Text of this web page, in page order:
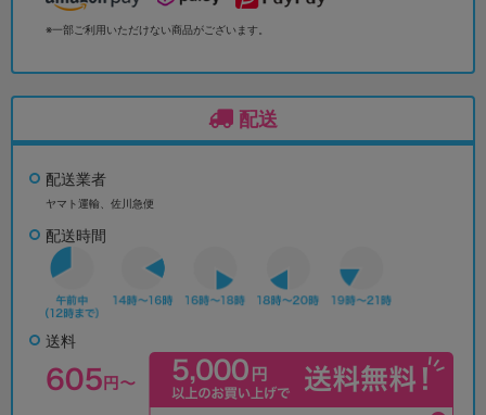
※一部ご利用いただけない商品がございます。
配送
配送業者
ヤマト運輸、佐川急便
配送時間
送料